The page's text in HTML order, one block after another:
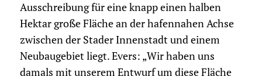
Ausschreibung für eine knapp einen halben
Hektar große Fläche an der hafennahen Achse
zwischen der Stader Innenstadt und einem
Neubaugebiet liegt. Evers: „Wir haben uns
damals mit unserem Entwurf um diese Fläche